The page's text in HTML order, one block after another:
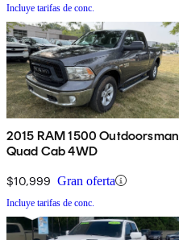
Incluye tarifas de conc.
2015 RAM 1500 Outdoorsman
Quad Cab 4WD
$10,999 Gran oferta
Incluye tarifas de conc.